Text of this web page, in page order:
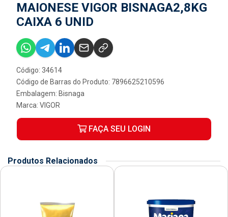
MAIONESE VIGOR BISNAGA2,8KG
CAIXA 6 UNID
Código: 34614
Código de Barras do Produto: 7896625210596
Embalagem: Bisnaga
Marca: VIGOR
FAÇA SEU LOGIN
Produtos Relacionados